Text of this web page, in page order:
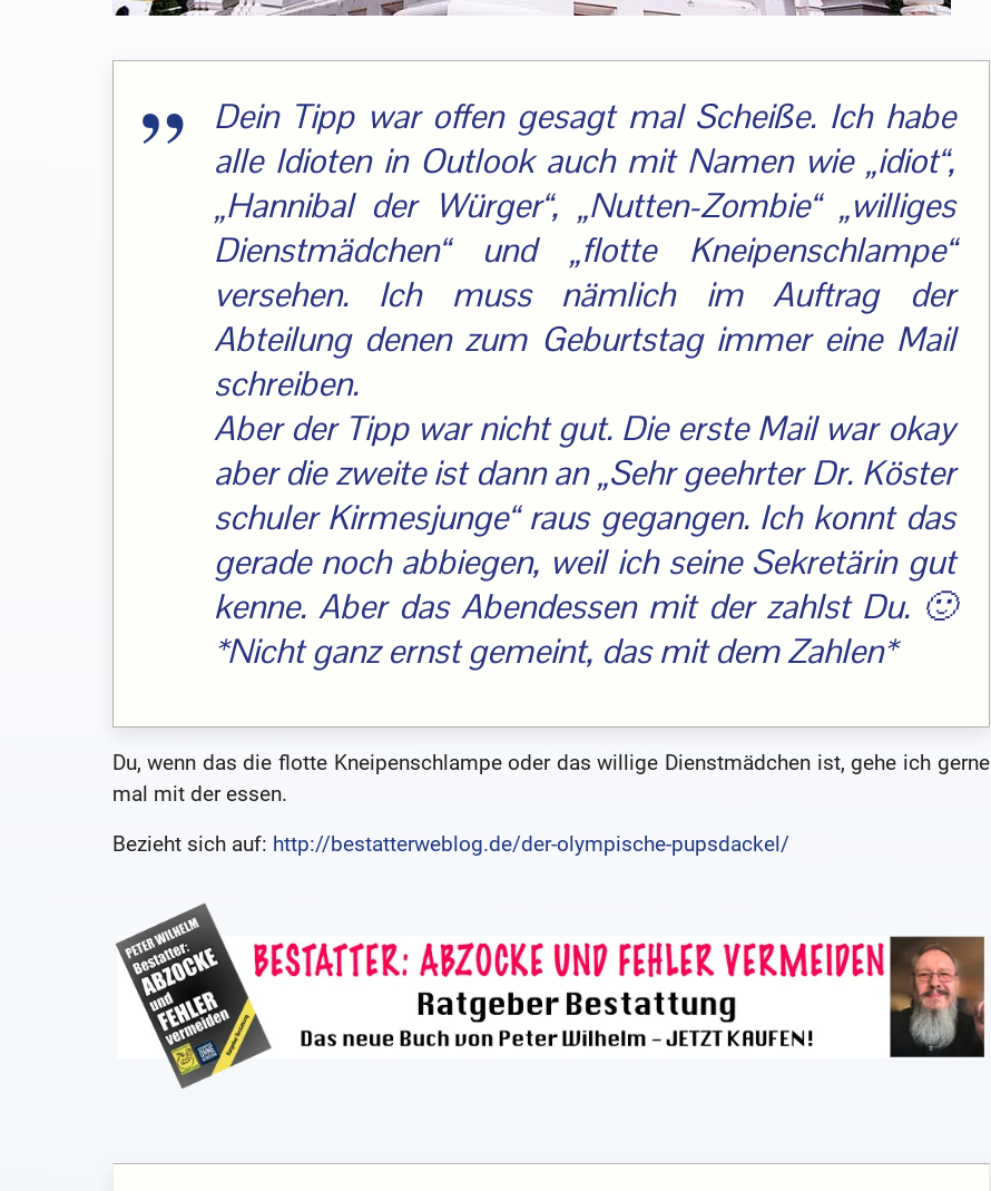
Dein Tipp war offen gesagt mal Scheiße. Ich habe
alle Idioten in Outlook auch mit Namen wie „idiot“,
„Hannibal der Würger“, „Nutten-Zombie“ „williges
Dienstmädchen“ und „flotte Kneipenschlampe“
versehen. Ich muss nämlich im Auftrag der
Abteilung denen zum Geburtstag immer eine Mail
schreiben.
Aber der Tipp war nicht gut. Die erste Mail war okay
aber die zweite ist dann an „Sehr geehrter Dr. Köster
schuler Kirmesjunge“ raus gegangen. Ich konnt das
gerade noch abbiegen, weil ich seine Sekretärin gut
kenne. Aber das Abendessen mit der zahlst Du. 🙂
*Nicht ganz ernst gemeint, das mit dem Zahlen*
Du, wenn das die flotte Kneipenschlampe oder das willige Dienstmädchen ist, gehe ich gerne
mal mit der essen.
Bezieht sich auf: http://bestatterweblog.de/der-olympische-pupsdackel/